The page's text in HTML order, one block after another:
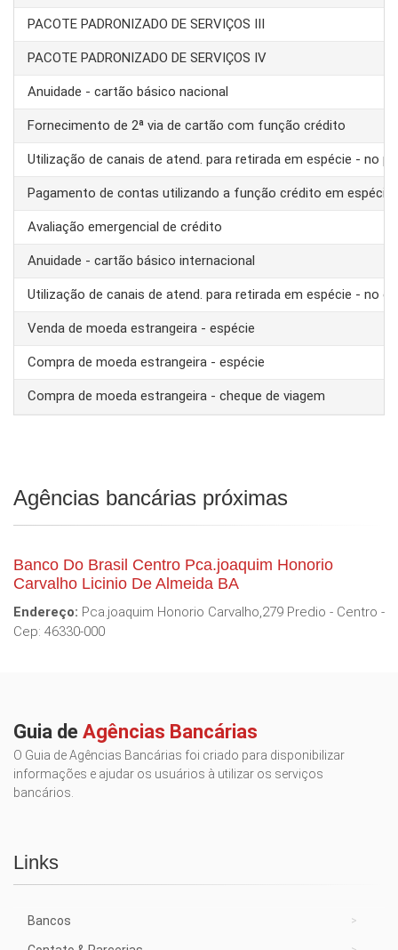
PACOTE PADRONIZADO DE SERVIÇOS III
PACOTE PADRONIZADO DE SERVIÇOS IV
Anuidade - cartão básico nacional
Fornecimento de 2ª via de cartão com função crédito
Utilização de canais de atend. para retirada em espécie - no
Pagamento de contas utilizando a função crédito em espécie
Avaliação emergencial de crédito
Anuidade - cartão básico internacional
Utilização de canais de atend. para retirada em espécie - no
Venda de moeda estrangeira - espécie
Compra de moeda estrangeira - espécie
Compra de moeda estrangeira - cheque de viagem
Agências bancárias próximas
Banco Do Brasil Centro Pca.joaquim Honorio
Carvalho Licinio De Almeida BA
Endereço: Pca.joaquim Honorio Carvalho,279 Predio - Centro -
Cep: 46330-000
Guia de Agências Bancárias
O Guia de Agências Bancárias foi criado para disponibilizar
informações e ajudar os usuários à utilizar os serviços
bancários.
Links
Bancos